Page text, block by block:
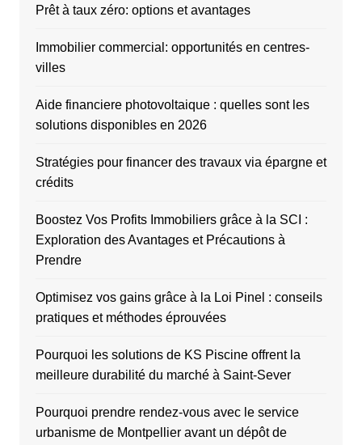
Prêt à taux zéro: options et avantages
Immobilier commercial: opportunités en centres-
villes
Aide financiere photovoltaique : quelles sont les
solutions disponibles en 2026
Stratégies pour financer des travaux via épargne et
crédits
Boostez Vos Profits Immobiliers grâce à la SCI :
Exploration des Avantages et Précautions à
Prendre
Optimisez vos gains grâce à la Loi Pinel : conseils
pratiques et méthodes éprouvées
Pourquoi les solutions de KS Piscine offrent la
meilleure durabilité du marché à Saint-Sever
Pourquoi prendre rendez-vous avec le service
urbanisme de Montpellier avant un dépôt de